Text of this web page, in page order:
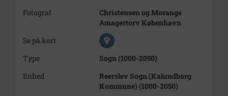
Fotograf
Christensen og Morange
Amagertorv København
Se på kort
Type
Sogn (1000-2050)
Enhed
Reerslev Sogn (Kalundborg
Kommune) (1000-2050)